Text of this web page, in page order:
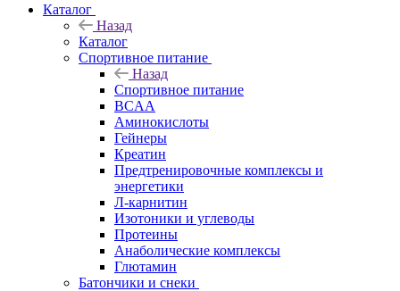
Каталог
Назад
Каталог
Спортивное питание
Назад
Спортивное питание
BCAA
Аминокислоты
Гейнеры
Креатин
Предтренировочные комплексы и
энергетики
Л-карнитин
Изотоники и углеводы
Протеины
Анаболические комплексы
Глютамин
Батончики и снеки